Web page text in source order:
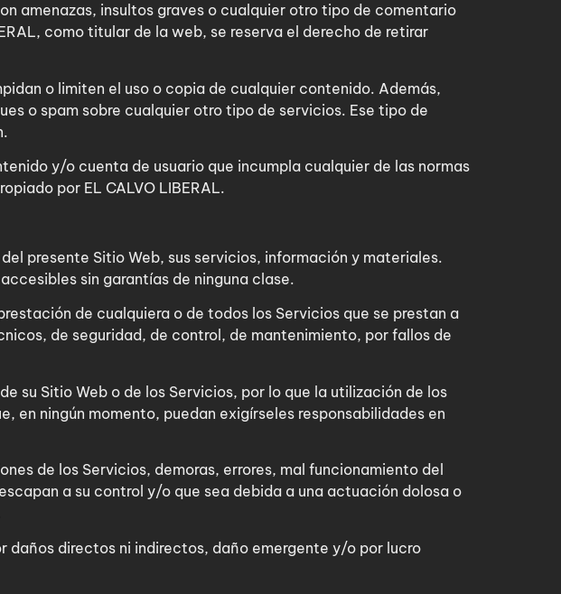
amenazas, insultos graves o cualquier otro tipo de comentario
como titular de la web, se reserva el derecho de retirar
o limiten el uso o copia de cualquier contenido. Además,
o spam sobre cualquier otro tipo de servicios. Ese tipo de
y/o cuenta de usuario que incumpla cualquier de las normas
por EL CALVO LIBERAL.
presente Sitio Web, sus servicios, información y materiales.
sin garantías de ninguna clase.
de cualquiera o de todos los Servicios que se prestan a
de seguridad, de control, de mantenimiento, por fallos de
su Sitio Web o de los Servicios, por lo que la utilización de los
en ningún momento, puedan exigírseles responsabilidades en
de los Servicios, demoras, errores, mal funcionamiento del
a su control y/o que sea debida a una actuación dolosa o
daños directos ni indirectos, daño emergente y/o por lucro